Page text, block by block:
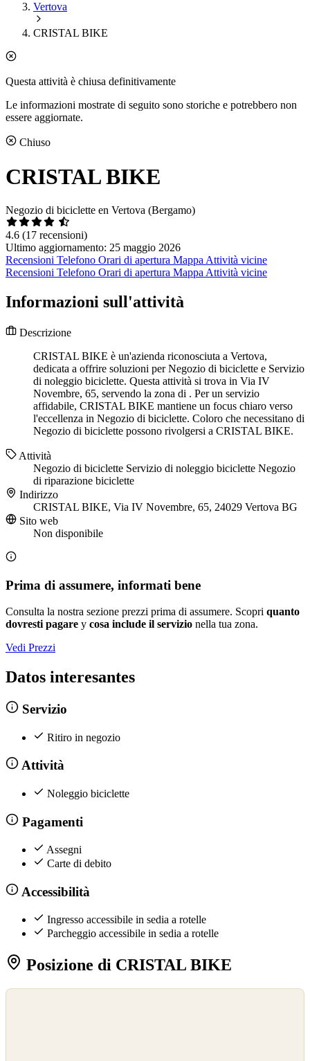
Vertova
CRISTAL BIKE
Questa attività è chiusa definitivamente
Le informazioni mostrate di seguito sono storiche e potrebbero non
essere aggiornate.
Chiuso
CRISTAL BIKE
Negozio di biciclette en Vertova (Bergamo)
4.6 (17 recensioni)
Ultimo aggiornamento: 25 maggio 2026
Recensioni Telefono Orari di apertura Mappa Attività vicine
Recensioni Telefono Orari di apertura Mappa Attività vicine
Informazioni sull'attività
Descrizione
CRISTAL BIKE è un'azienda riconosciuta a Vertova,
dedicata a offrire soluzioni per Negozio di biciclette e Servizio
di noleggio biciclette. Questa attività si trova in Via IV
Novembre, 65, servendo la zona di . Per un servizio
affidabile, CRISTAL BIKE mantiene un focus chiaro verso
l'eccellenza in Negozio di biciclette. Coloro che necessitano di
Negozio di biciclette possono rivolgersi a CRISTAL BIKE.
Attività
Negozio di biciclette Servizio di noleggio biciclette Negozio
di riparazione biciclette
Indirizzo
CRISTAL BIKE, Via IV Novembre, 65, 24029 Vertova BG
Sito web
Non disponibile
Prima di assumere, informati bene
Consulta la nostra sezione prezzi prima di assumere. Scopri quanto
dovresti pagare y cosa include il servizio nella tua zona.
Vedi Prezzi
Datos interesantes
Servizio
Ritiro in negozio
Attività
Noleggio biciclette
Pagamenti
Assegni
Carte di debito
Accessibilità
Ingresso accessibile in sedia a rotelle
Parcheggio accessibile in sedia a rotelle
Posizione di CRISTAL BIKE